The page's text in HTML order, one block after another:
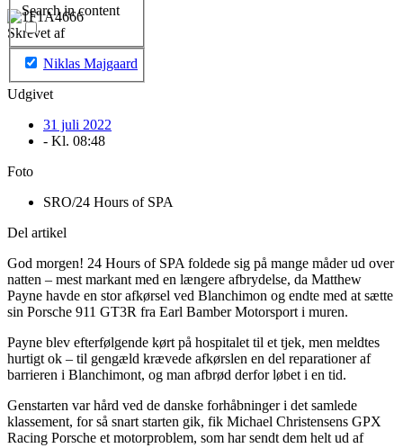
Search in content
Skrevet af
Niklas Majgaard
Udgivet
31 juli 2022
- Kl. 08:48
Foto
SRO/24 Hours of SPA
Del artikel
God morgen! 24 Hours of SPA foldede sig på mange måder ud over
natten – mest markant med en længere afbrydelse, da Matthew
Payne havde en stor afkørsel ved Blanchimon og endte med at sætte
sin Porsche 911 GT3R fra Earl Bamber Motorsport i muren.
Payne blev efterfølgende kørt på hospitalet til et tjek, men meldtes
hurtigt ok – til gengæld krævede afkørslen en del reparationer af
barrieren i Blanchimont, og man afbrød derfor løbet i en tid.
Genstarten var hård ved de danske forhåbninger i det samlede
klassement, for så snart starten gik, fik Michael Christensens GPX
Racing Porsche et motorproblem, som har sendt dem helt ud af